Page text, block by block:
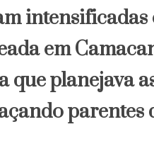
em
planejava
parentes